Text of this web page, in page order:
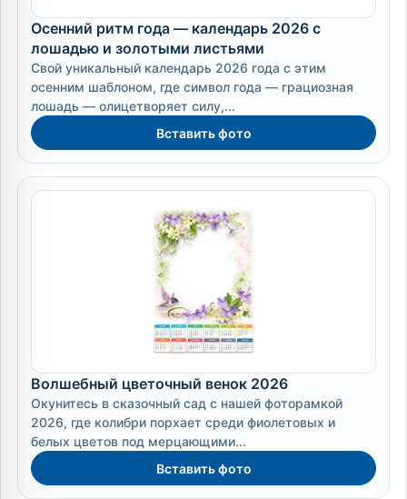
Осенний ритм года — календарь 2026 с
лошадью и золотыми листьями
Свой уникальный календарь 2026 года с этим
осенним шаблоном, где символ года — грациозная
лошадь — олицетворяет силу,...
Вставить фото
Волшебный цветочный венок 2026
Окунитесь в сказочный сад с нашей фоторамкой
2026, где колибри порхает среди фиолетовых и
белых цветов под мерцающими...
Вставить фото